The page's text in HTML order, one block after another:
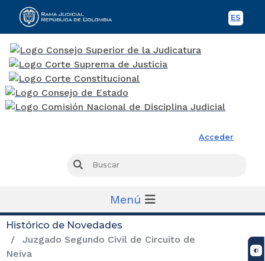
ES
Acceder
Buscar
Menú
Histórico de Novedades
Juzgado Segundo Civil de Circuito de
Neiva